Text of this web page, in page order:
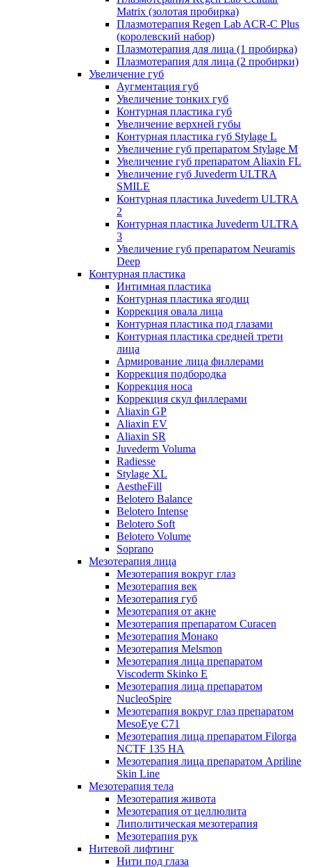
Matrix (золотая пробирка)
Плазмотерапия Regen Lab ACR-C Plus
(королевский набор)
Плазмотерапия для лица (1 пробирка)
Плазмотерапия для лица (2 пробирки)
Увеличение губ
Аугментация губ
Увеличение тонких губ
Контурная пластика губ
Увеличение верхней губы
Контурная пластика губ Stylage L
Увеличение губ препаратом Stylage M
Увеличение губ препаратом Aliaxin FL
Увеличение губ Juvederm ULTRA
SMILE
Контурная пластика Juvederm ULTRA
2
Контурная пластика Juvederm ULTRA
3
Увеличение губ препаратом Neuramis
Deep
Контурная пластика
Интимная пластика
Контурная пластика ягодиц
Коррекция овала лица
Контурная пластика под глазами
Контурная пластика средней трети
лица
Армирование лица филлерами
Коррекция подбородка
Коррекция носа
Коррекция скул филлерами
Aliaxin GP
Aliaxin EV
Aliaxin SR
Juvederm Voluma
Radiesse
Stylage XL
AestheFill
Belotero Balance
Belotero Intense
Belotero Soft
Belotero Volume
Soprano
Мезотерапия лица
Мезотерапия вокруг глаз
Мезотерапия век
Мезотерапия губ
Мезотерапия от акне
Мезотерапия препаратом Curacen
Мезотерапия Монако
Мезотерапия Melsmon
Мезотерапия лица препаратом
Viscoderm Skinko E
Мезотерапия лица препаратом
NucleoSpire
Мезотерапия вокруг глаз препаратом
MesoEye С71
Мезотерапия лица препаратом Filorga
NCTF 135 HA
Мезотерапия лица препаратом Apriline
Skin Line
Мезотерапия тела
Мезотерапия живота
Мезотерапия от целлюлита
Липолитическая мезотерапия
Мезотерапия рук
Нитевой лифтинг
Нити под глаза